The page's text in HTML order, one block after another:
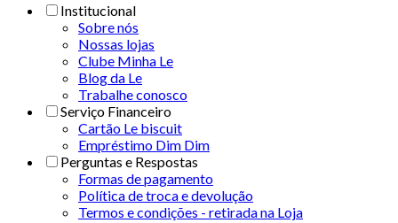
Institucional
Sobre nós
Nossas lojas
Clube Minha Le
Blog da Le
Trabalhe conosco
Serviço Financeiro
Cartão Le biscuit
Empréstimo Dim Dim
Perguntas e Respostas
Formas de pagamento
Política de troca e devolução
Termos e condições - retirada na Loja